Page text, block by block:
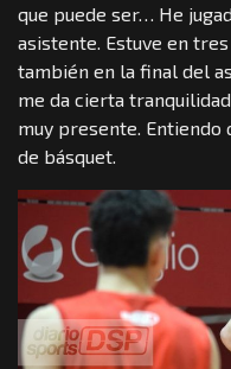
que puede ser… He
asistente. Estuve en
también en la final del
me da cierta
muy presente. Entiendo
de básquet.